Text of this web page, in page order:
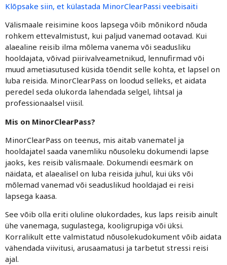
Klõpsake siin, et külastada MinorClearPassi veebisaiti
Välismaale reisimine koos lapsega võib mõnikord nõuda
rohkem ettevalmistust, kui paljud vanemad ootavad. Kui
alaealine reisib ilma mõlema vanema või seadusliku
hooldajata, võivad piirivalveametnikud, lennufirmad või
muud ametiasutused küsida tõendit selle kohta, et lapsel on
luba reisida. MinorClearPass on loodud selleks, et aidata
peredel seda olukorda lahendada selgel, lihtsal ja
professionaalsel viisil.
Mis on MinorClearPass?
MinorClearPass on teenus, mis aitab vanematel ja
hooldajatel saada vanemliku nõusoleku dokumendi lapse
jaoks, kes reisib välismaale. Dokumendi eesmärk on
näidata, et alaealisel on luba reisida juhul, kui üks või
mõlemad vanemad või seaduslikud hooldajad ei reisi
lapsega kaasa.
See võib olla eriti oluline olukordades, kus laps reisib ainult
ühe vanemaga, sugulastega, kooligrupiga või üksi.
Korralikult ette valmistatud nõusolekudokument võib aidata
vähendada viivitusi, arusaamatusi ja tarbetut stressi reisi
ajal.